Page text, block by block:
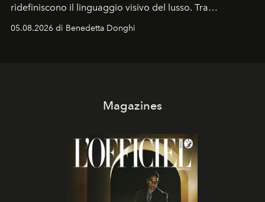
ridefiniscono il linguaggio visivo del lusso. Tra
protagonisti del cinema, volti della cultura
contemporanea e storytelling d'autore, le maison
05.08.2026 di Benedetta Donghi
Magazines